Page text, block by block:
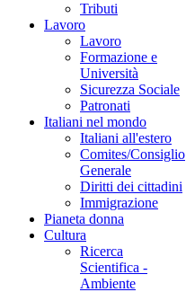
Tributi
Lavoro
Lavoro
Formazione e
Università
Sicurezza Sociale
Patronati
Italiani nel mondo
Italiani all'estero
Comites/Consiglio
Generale
Diritti dei cittadini
Immigrazione
Pianeta donna
Cultura
Ricerca
Scientifica -
Ambiente